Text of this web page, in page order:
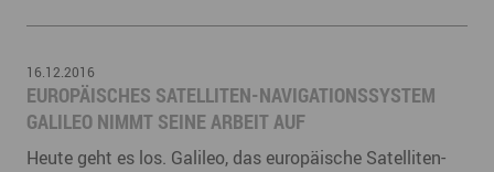
16.12.2016
EUROPÄISCHES SATELLITEN-NAVIGATIONSSYSTEM
GALILEO NIMMT SEINE ARBEIT AUF
Heute geht es los. Galileo, das europäische Satelliten-